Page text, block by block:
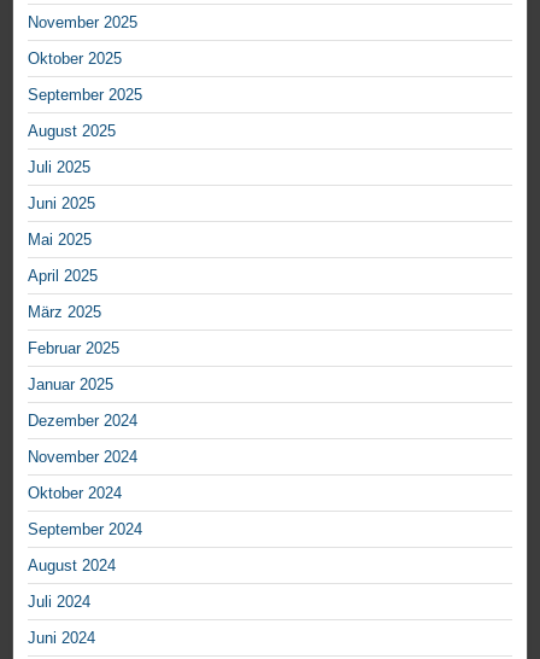
November 2025
Oktober 2025
September 2025
August 2025
Juli 2025
Juni 2025
Mai 2025
April 2025
März 2025
Februar 2025
Januar 2025
Dezember 2024
November 2024
Oktober 2024
September 2024
August 2024
Juli 2024
Juni 2024